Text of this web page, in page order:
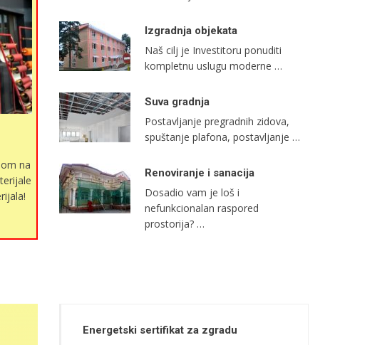
na
Izgradnja objekata
Naš cilj je Investitoru ponuditi
kompletnu uslugu moderne …
Suva gradnja
Postavljanje pregradnih zidova,
spuštanje plafona, postavljanje …
Renoviranje i sanacija
Dosadio vam je loš i
nefunkcionalan raspored
prostorija? …
Energetski sertifikat za zgradu